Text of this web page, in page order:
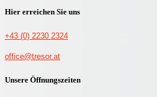
Hier erreichen Sie uns
+43 (0) 2230 2324
office@tresor.at
Unsere Öffnungszeiten